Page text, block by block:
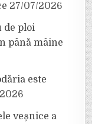
27/07/2026
de ploi
până mâine
este
veșnice a